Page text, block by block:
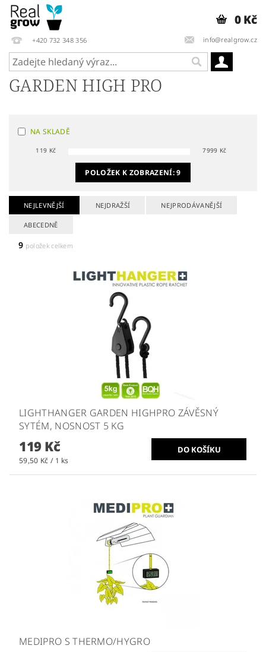
+420 732 348 356 info@realgrow.cz
0 Kč
GARDEN HIGH PRO
NA SKLADĚ
119 Kč 7999 Kč
POLOŽEK K ZOBRAZENÍ:9
NEJLEVNĚJŠÍ NEJDRAŽŠÍ NEJPRODÁVANĚJŠÍ
ABECEDNĚ
9 položek celkem
LIGHTHANGER GARDEN HIGHPRO ZÁVĚSNÝ
SYTÉM, NOSNOST 5 KG
119 Kč
59,50 Kč / 1 ks
MEDIPRO S THERMO/HYGRO